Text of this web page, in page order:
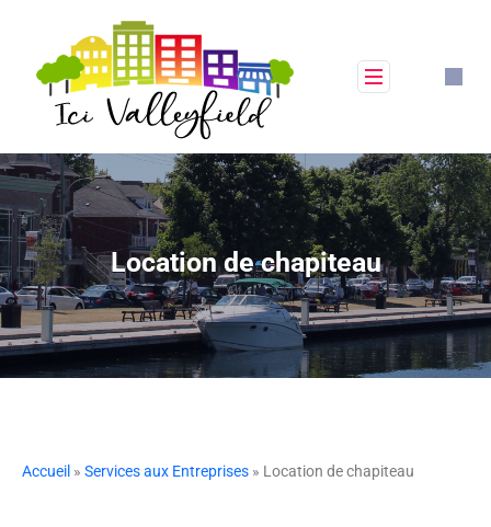
Location de chapiteau
Accueil » Services aux Entreprises » Location de chapiteau